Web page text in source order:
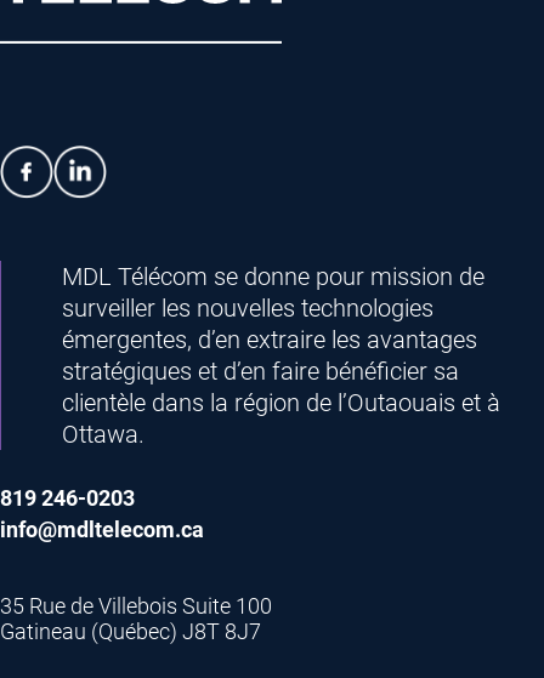
MDL Télécom se donne pour mission de
surveiller les nouvelles technologies
émergentes, d’en extraire les avantages
stratégiques et d’en faire bénéficier sa
clientèle dans la région de l’Outaouais et à
Ottawa.
819 246-0203
info@mdltelecom.ca
35 Rue de Villebois Suite 100
Gatineau (Québec) J8T 8J7